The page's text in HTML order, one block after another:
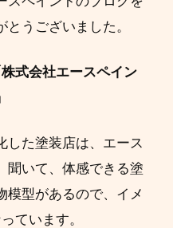
うございました。
式会社エースペイン
した塗装店は、エース
聞いて、体感できる塗
模型があるので、イメ
ています。